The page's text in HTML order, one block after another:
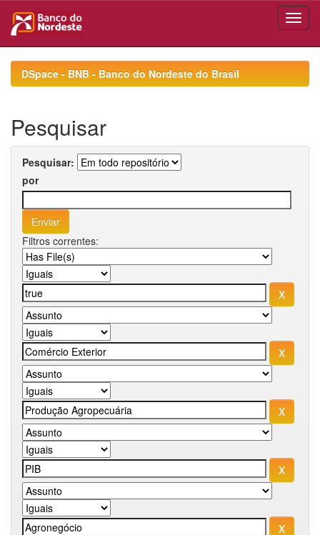
navigationDSpace - BNB - Banco do Nordeste do Brasil
Pesquisar
Pesquisar:
por
Filtros correntes: